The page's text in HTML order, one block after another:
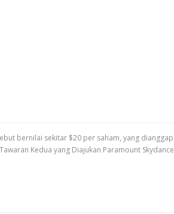
bernilai sekitar $20 per saham, yang dianggap
Kedua yang Diajukan Paramount Skydance